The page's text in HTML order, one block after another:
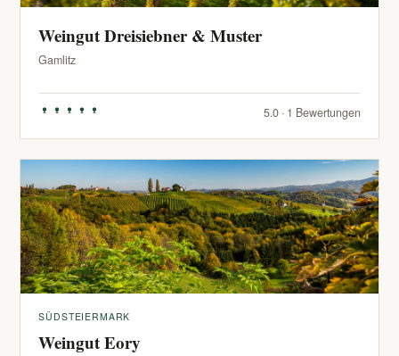
Weingut Dreisiebner & Muster
Gamlitz
5.0 · 1 Bewertungen
SÜDSTEIERMARK
Weingut Eory